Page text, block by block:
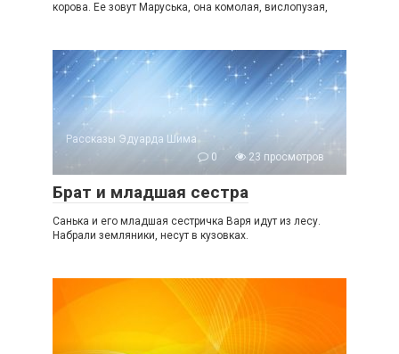
корова. Ее зовут Маруська, она комолая, вислопузая,
Рассказы Эдуарда Шима
0
23 просмотров
Брат и младшая сестра
Санька и его младшая сестричка Варя идут из лесу.
Набрали земляники, несут в кузовках.